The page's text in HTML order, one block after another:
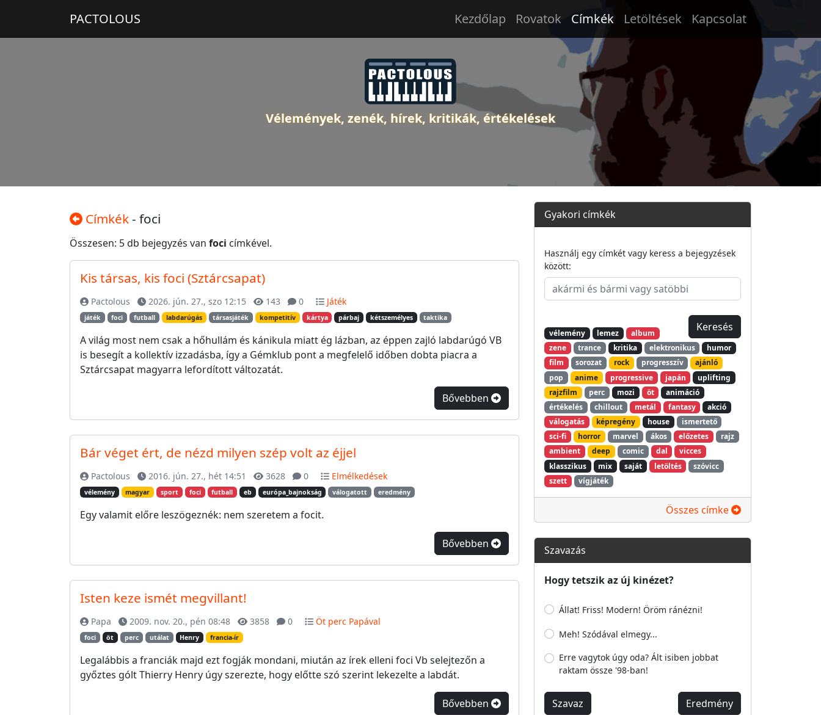
PACTOLOUS Kezdőlap Rovatok Címkék Letöltések Kapcsolat
Vélemények, zenék, hírek, kritikák, értékelések
Címkék- foci
Összesen: 5 db bejegyzés van foci címkével.
Kis társas, kis foci (Sztárcsapat)
Pactolous 2026. jún. 27., szo 12:15 143 0 Játék
játék foci futball labdarúgás társasjáték kompetitív kártya párbaj kétszemélyes taktika
A világ most nem csak a hőhullám és kánikula miatt ég lázban, az éppen zajló labdarúgó VB
is besegít a kollektív izzadásba, így a Gémklub pont a megfelelő időben dobta piacra a
Sztárcsapat magyarra lefordított változatát.
Bővebben
Bár véget ért, de nézd milyen szép volt az éjjel
Pactolous 2016. jún. 27., hét 14:51 3628 0 Elmélkedések
vélemény magyar sport foci futball eb európa_bajnokság válogatott eredmény
Egy valamit előre leszögeznék: nem szeretem a focit.
Bővebben
Isten keze ismét megvillant!
Papa 2009. nov. 20., pén 08:48 3858 0 Öt perc Papával
foci öt perc utálat Henry francia-ír
Legalábbis a franciák majd ezt fogják mondani, miután az írek elleni foci Vb selejtezőn a
győztes gólt Thierry Henry úgy szerezte, hogy előtte szó szerint lekezelte a labdát.
Bővebben
Gyakori címkék
Használj egy címkét vagy keress a bejegyzések
között:
vélemény lemez
album
zene
trance kritika elektronikus
humor
film
sorozat rock progresszív
ajánló
pop
anime progressive japán
uplifting
rajzfilm
perc mozi öt
animáció
értékelés
chillout metál fantasy
akció
válogatás
képregény house
ismertető
sci-fi
horror marvel ákos előzetes
rajz
ambient
deep comic dal
vicces
klasszikus
mix saját letöltés
szóvicc
szett
vígjáték
Összes címke
Szavazás
Hogy tetszik az új kinézet?
Állat! Friss! Modern! Öröm ránézni!
Meh! Szódával elmegy...
Erre vagytok úgy oda? Ált isiben jobbat
raktam össze '98-ban!
Szavaz Eredmény